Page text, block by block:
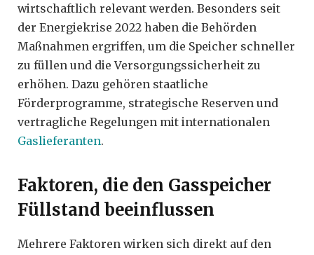
wirtschaftlich relevant werden. Besonders seit
der Energiekrise 2022 haben die Behörden
Maßnahmen ergriffen, um die Speicher schneller
zu füllen und die Versorgungssicherheit zu
erhöhen. Dazu gehören staatliche
Förderprogramme, strategische Reserven und
vertragliche Regelungen mit internationalen
Gaslieferanten.
Faktoren, die den Gasspeicher
Füllstand beeinflussen
Mehrere Faktoren wirken sich direkt auf den